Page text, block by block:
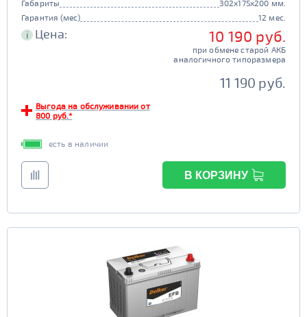
Габариты
302x175x200 мм.
Гарантия (мес)
12 мес.
i Цена: 10 190 руб.
при обмене старой АКБ
аналогичного типоразмера
11 190 руб.
Выгода на обслуживании от
800 руб.*
есть в наличии
В КОРЗИНУ